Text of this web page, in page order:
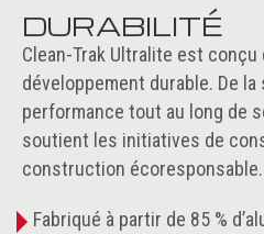
DURABILITÉ
Clean-Trak Ultralite est
développement durable. De
performance tout au long de
soutient les initiatives de
construction écoresponsable.
Fabriqué à partir de 85 %